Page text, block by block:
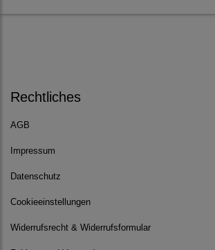
Rechtliches
AGB
Impressum
Datenschutz
Cookieeinstellungen
Widerrufsrecht & Widerrufsformular